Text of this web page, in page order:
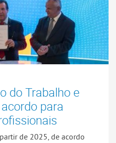
do Trabalho e
para
de 2025, de acordo